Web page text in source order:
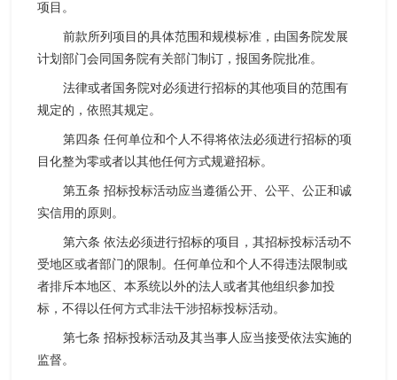
项目。
前款所列项目的具体范围和规模标准，由国务院发展
计划部门会同国务院有关部门制订，报国务院批准。
法律或者国务院对必须进行招标的其他项目的范围有
规定的，依照其规定。
第四条 任何单位和个人不得将依法必须进行招标的项
目化整为零或者以其他任何方式规避招标。
第五条 招标投标活动应当遵循公开、公平、公正和诚
实信用的原则。
第六条 依法必须进行招标的项目，其招标投标活动不
受地区或者部门的限制。任何单位和个人不得违法限制或
者排斥本地区、本系统以外的法人或者其他组织参加投
标，不得以任何方式非法干涉招标投标活动。
第七条 招标投标活动及其当事人应当接受依法实施的
监督。